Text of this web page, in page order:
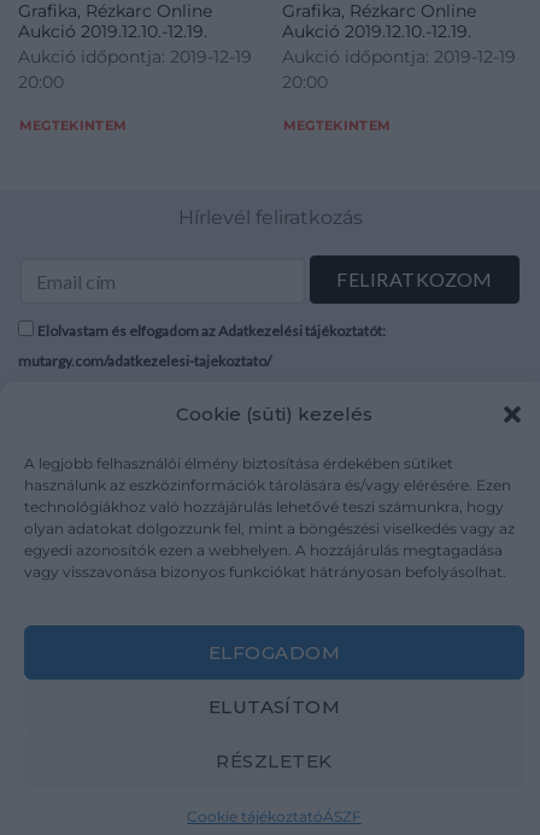
Cookie (süti) kezelés
A legjobb felhasználói élmény biztosítása érdekében sütiket
használunk az eszközinformációk tárolására és/vagy elérésére. Ezen
technológiákhoz való hozzájárulás lehetővé teszi számunkra, hogy
olyan adatokat dolgozzunk fel, mint a böngészési viselkedés vagy az
egyedi azonosítók ezen a webhelyen. A hozzájárulás megtagadása
vagy visszavonása bizonyos funkciókat hátrányosan befolyásolhat.
ELFOGADOM
ELUTASÍTOM
RÉSZLETEK
Cookie tájékoztatóÁSZF
Grafika, Rézkarc Online
Aukció 2019.12.10.-12.19.
Aukció időpontja: 2019-12-19
20:00
MEGTEKINTEM
Grafika, Rézkarc Online
Aukció 2019.12.10.-12.19.
Aukció időpontja: 2019-12-19
20:00
MEGTEKINTEM
Hírlevél feliratkozás
Elolvastam és elfogadom az Adatkezelési tájékoztatót:
mutargy.com/adatkezelesi-tajekoztato/
Médiaajánlat
Karrier
Kapcsolat
Áraink
ÁSZF
Adatvédelem
Impresszum